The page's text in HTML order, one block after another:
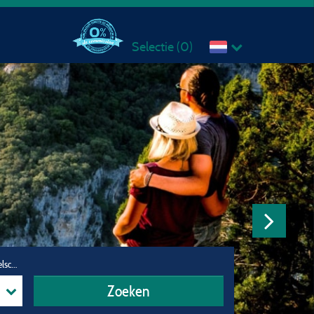
Selectie (0)
Reisgezelschap
Zoeken